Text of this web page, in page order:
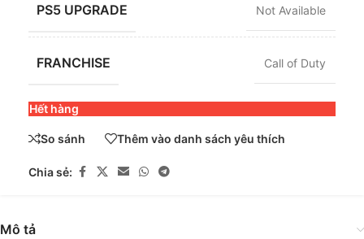
PS5 UPGRADE Not Available
FRANCHISE Call of Duty
Hết hàng
So sánh Thêm vào danh sách yêu thích
Chia sẻ:
Mô tả